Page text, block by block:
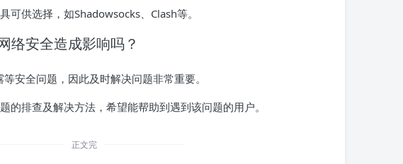
可供选择，如Shadowsocks、Clash等。
络安全造成影响吗？
安全问题，因此及时解决问题非常重要。
的排查及解决方法，希望能帮助到遇到该问题的用户。
正文完